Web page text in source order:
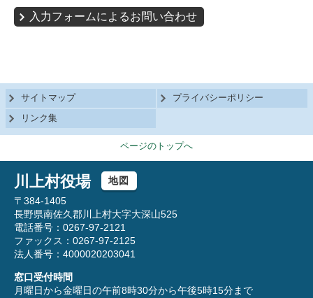
入力フォームによるお問い合わせ
サイトマップ
プライバシーポリシー
リンク集
ページのトップへ
川上村役場
地図
〒384-1405
長野県南佐久郡川上村大字大深山525
電話番号：0267-97-2121
ファックス：0267-97-2125
法人番号：4000020203041
窓口受付時間
月曜日から金曜日の午前8時30分から午後5時15分まで